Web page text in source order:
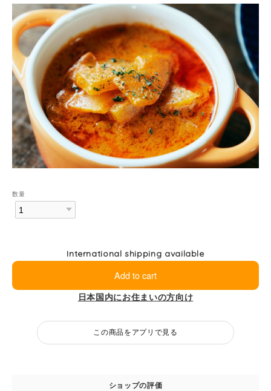
数量
International shipping available
Add to cart
日本国内にお住まいの方向け
この商品をアプリで見る
ショップの評価